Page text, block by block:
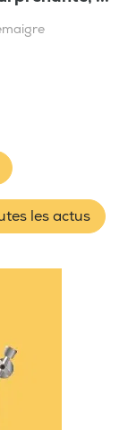
les actus